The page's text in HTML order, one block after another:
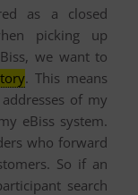
as a closed
picking up
we want to
. This means
of my
eBiss system.
who forward
So if an
search